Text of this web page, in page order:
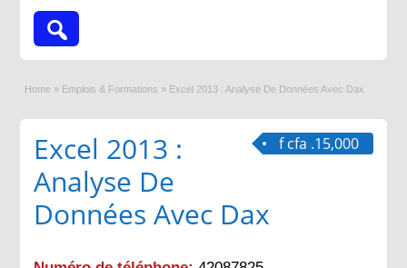
Home » Emplois & Formations » Excel 2013 : Analyse De Données Avec Dax
f cfa .15,000
Excel 2013 :
Analyse De
Données Avec Dax